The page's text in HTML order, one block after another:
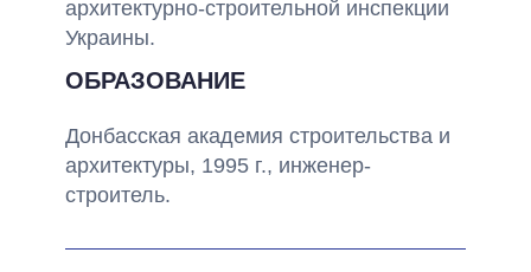
архитектурно-строительной инспекции
Украины.
ОБРАЗОВАНИЕ
Донбасская академия строительства и
архитектуры, 1995 г., инженер-
строитель.